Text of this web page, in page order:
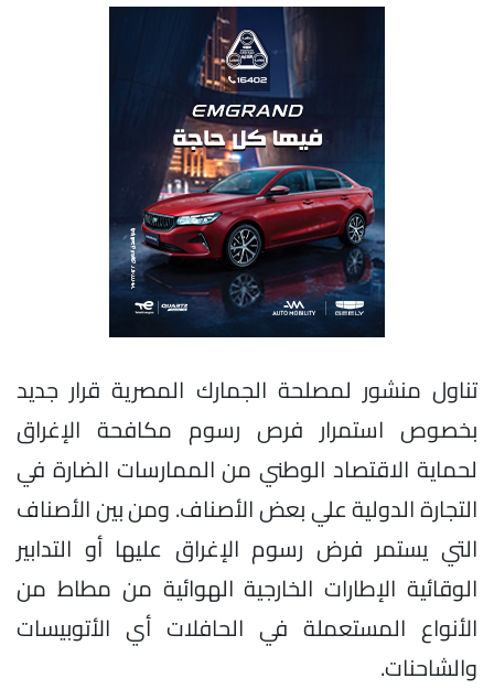
تناول منشور لمصلحة الجمارك المصرية قرار جديد
بخصوص استمرار فرص رسوم مكافحة الإغراق
لحماية الاقتصاد الوطني من الممارسات الضارة في
التجارة الدولية علي بعض الأصناف. ومن بين الأصناف
التي يستمر فرض رسوم الإغراق عليها أو التدابير
الوقائية الإطارات الخارجية الهوائية من مطاط من
الأنواع المستعملة في الحافلات أي الأتوبيسات
والشاحنات.